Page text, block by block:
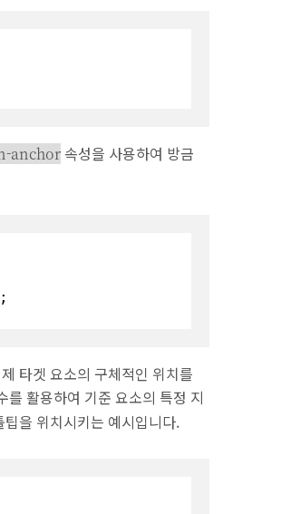
anchor 속성을 사용하여 방금
타겟 요소의 구체적인 위치를
를 활용하여 기준 요소의 특정 지
을 위치시키는 예시입니다.